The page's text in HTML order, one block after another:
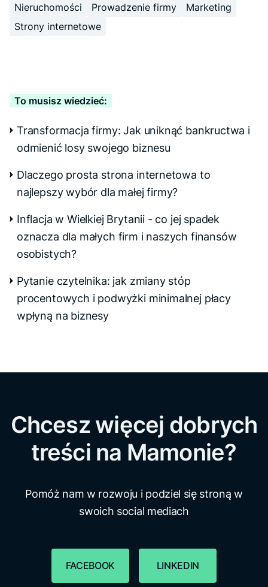
Nieruchomości
Prowadzenie firmy
Marketing
Strony internetowe
To musisz wiedzieć:
Transformacja firmy: Jak uniknąć bankructwa i
odmienić losy swojego biznesu
Dlaczego prosta strona internetowa to
najlepszy wybór dla małej firmy?
Inflacja w Wielkiej Brytanii - co jej spadek
oznacza dla małych firm i naszych finansów
osobistych?
Pytanie czytelnika: jak zmiany stóp
procentowych i podwyżki minimalnej płacy
wpłyną na biznesy
Chcesz więcej dobrych
treści na Mamonie?
Pomóż nam w rozwoju i podziel się stroną w
swoich social mediach
FACEBOOK LINKEDIN